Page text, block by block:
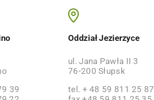
39
Oddział Jezierzyce
ul. Jana Pawła II 3
76-200 Słupsk
tel. + 48 59 811 25 87